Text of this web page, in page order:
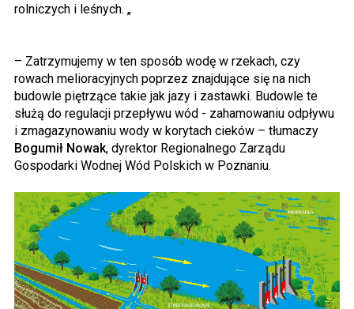
rolniczych i leśnych. „
– Zatrzymujemy w ten sposób wodę w rzekach, czy
rowach melioracyjnych poprzez znajdujące się na nich
budowle piętrzące takie jak jazy i zastawki. Budowle te
służą do regulacji przepływu wód - zahamowaniu odpływu
i zmagazynowaniu wody w korytach cieków – tłumaczy
Bogumił Nowak, dyrektor Regionalnego Zarządu
Gospodarki Wodnej Wód Polskich w Poznaniu.